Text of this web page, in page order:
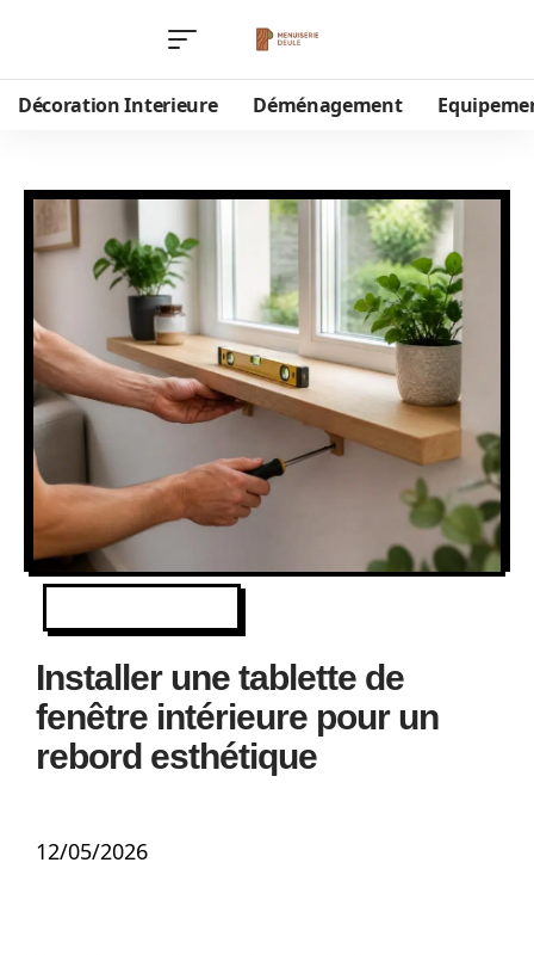
Décoration Interieure Déménagement
Installer une tablette de
fenêtre intérieure pour un
rebord esthétique
12/05/2026